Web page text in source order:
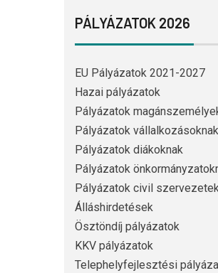
PÁLYÁZATOK 2026
EU Pályázatok 2021-2027
Hazai pályázatok
Pályázatok
Pályázatok vállalkozásoknak
Pályázatok diákoknak
Pályázatok
Pályázatok civil
Álláshirdetések
Ösztöndíj pályázatok
KKV pályázatok
Telephelyfejlesztési